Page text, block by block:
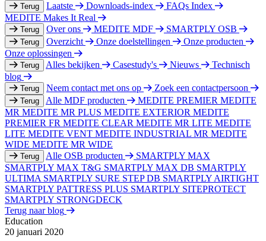
Terug Laatste Downloads-index
FAQs Index
MEDITE Makes It Real
Terug Over ons MEDITE MDF SMARTPLY OSB
Terug Overzicht Onze doelstellingen
Onze producten
Onze oplossingen
Terug Alles bekijken Casestudy's Nieuws
Technisch
blog
Terug Neem contact met ons op Zoek een contactpersoon
Terug Alle MDF producten MEDITE PREMIER MEDITE
MR MEDITE MR PLUS MEDITE EXTERIOR MEDITE
PREMIER FR MEDITE CLEAR MEDITE MR LITE MEDITE
LITE MEDITE VENT MEDITE INDUSTRIAL MR MEDITE
WIDE MEDITE MR WIDE
Terug Alle OSB producten
SMARTPLY MAX
SMARTPLY MAX T&G SMARTPLY MAX DB SMARTPLY
ULTIMA SMARTPLY SURE STEP DB SMARTPLY AIRTIGHT
SMARTPLY PATTRESS PLUS SMARTPLY SITEPROTECT
SMARTPLY STRONGDECK
Terug naar blog
Education
20 januari 2020